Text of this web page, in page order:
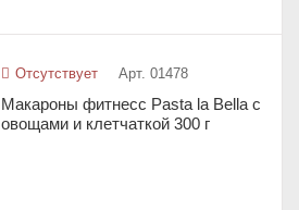
Отсутствует Арт. 01478
Макароны фитнесс Pasta la Bella с
овощами и клетчаткой 300 г